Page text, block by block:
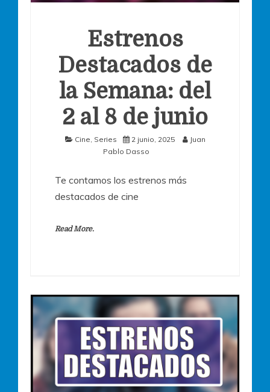
Estrenos
Destacados de
la Semana: del
2 al 8 de junio
Cine, Series 2 junio, 2025
Juan
Pablo Dasso
Te contamos los estrenos más
destacados de cine
Read More.